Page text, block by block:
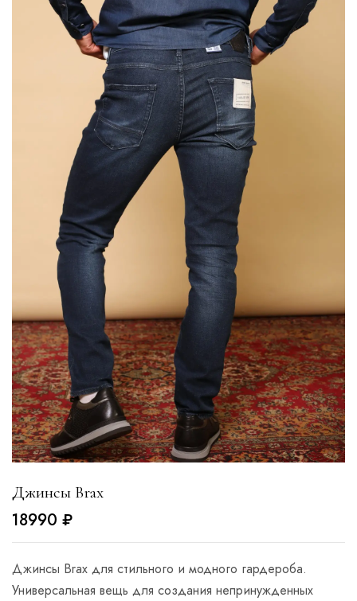
Джинсы Brax
18990 ₽
Джинсы Brax для стильного и модного гардероба.
Универсальная вещь для создания непринужденных